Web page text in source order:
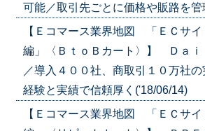
可能／取引先ごとに価格や販路を管
【Ｅコマース業界地図 「ＥＣサイ
編」〈ＢｔｏＢカート〉】 Ｄａｉ
／導入４００社、商取引１０万社
経験と実績で信頼厚く('18/06/14)
【Ｅコマース業界地図 「ＥＣサイ